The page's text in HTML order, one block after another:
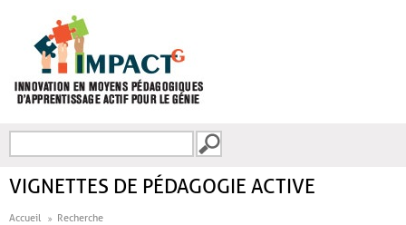
FORMULAIRE DE
VIGNETTES DE PÉDAGOGIE ACTIVE
Accueil Recherche